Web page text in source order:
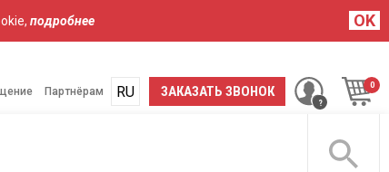
подробнее OK
Партнёрам ЗАКАЗАТЬ ЗВОНОК
RU
UA